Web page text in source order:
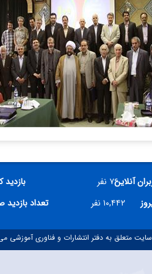
آنلاین۷۶ نفر بازدید
۱۰,۴۴۲ نفر تعداد
متعلق به دفتر انتشارات و فناوری آموزشی